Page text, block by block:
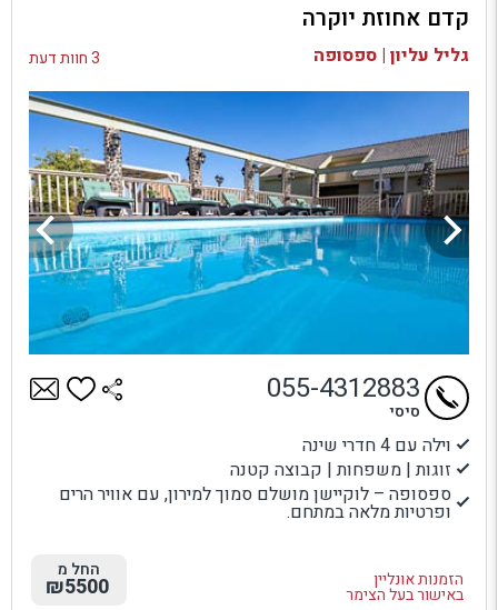
בדיקת זמינות ומחירים
קדם אחוזת יוקרה
גליל עליון | ספסופה 3 חוות דעת
וילה עם 4 חדרי שינה
זוגות | משפחות | קבוצה קטנה
ספסופה – לוקיישן מושלם סמוך למירון, עם אוויר הרים
ופרטיות מלאה במתחם.
הזמנות אונליין
באישור בעל הצימר
055-4312883
סיסי
החל מ
₪5500